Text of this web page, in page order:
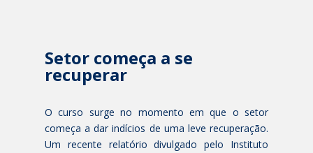
Setor começa a se
recuperar
O curso surge no momento em que o setor
começa a dar indícios de uma leve recuperação.
Um recente relatório divulgado pelo Instituto